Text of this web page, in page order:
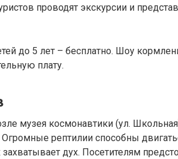
проводят экскурсии и
до 5 лет – бесплатно. Шоу
плату.
музея космонавтики (ул.
рептилии способны
дух. Посетителям